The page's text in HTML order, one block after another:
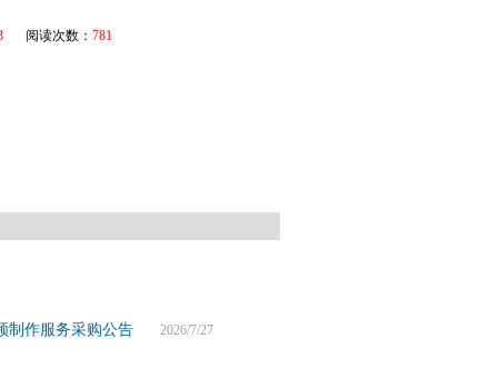
阅读次数： 781
制作服务采购公告2026/7/27